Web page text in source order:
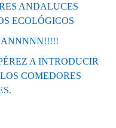
ANDALUCES
ECOLÓGICOS
A INTRODUCIR
COMEDORES